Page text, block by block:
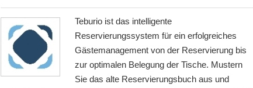
Teburio ist das intelligente
Reservierungssystem für ein erfolgreiches
Gästemanagement von der Reservierung bis
zur optimalen Belegung der Tische. Mustern
Sie das alte Reservierungsbuch aus und